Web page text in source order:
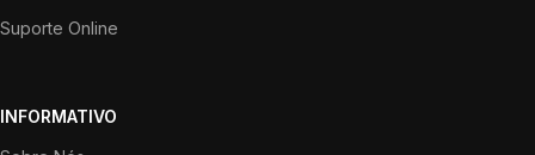
Suporte Online
INFORMATIVO